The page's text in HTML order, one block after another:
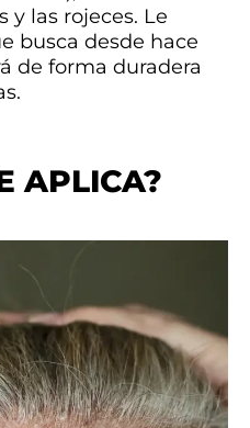
y las rojeces. Le
busca desde hace
de forma duradera
APLICA?